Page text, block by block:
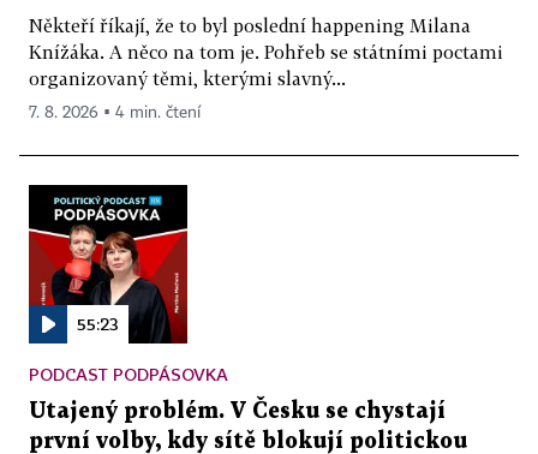
Někteří říkají, že to byl poslední happening Milana
Knížáka. A něco na tom je. Pohřeb se státními poctami
organizovaný těmi, kterými slavný...
7. 8. 2026 ▪ 4 min. čtení
55:23
PODCAST PODPÁSOVKA
Utajený problém. V Česku se chystají
první volby, kdy sítě blokují politickou